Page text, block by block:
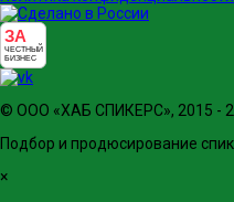
ЗА
ЧЕСТНЫЙ
БИЗНЕС
© ООО «ХАБ СПИКЕРС», 2015 -
Подбор и продюсирование
×